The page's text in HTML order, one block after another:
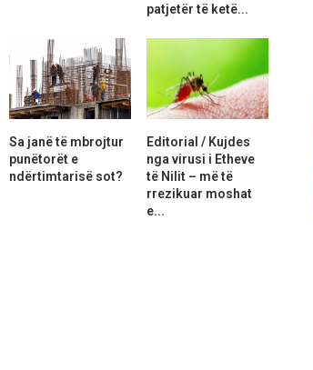
patjetër të ketë...
Sa janë të mbrojtur
punëtorët e
ndërtimtarisë sot?
Editorial / Kujdes
nga virusi i Etheve
të Nilit – më të
rrezikuar moshat
e...